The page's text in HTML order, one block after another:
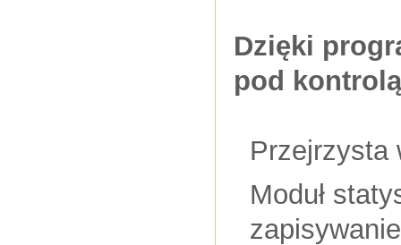
Dzięki
pod
Przejrzysta
Moduł